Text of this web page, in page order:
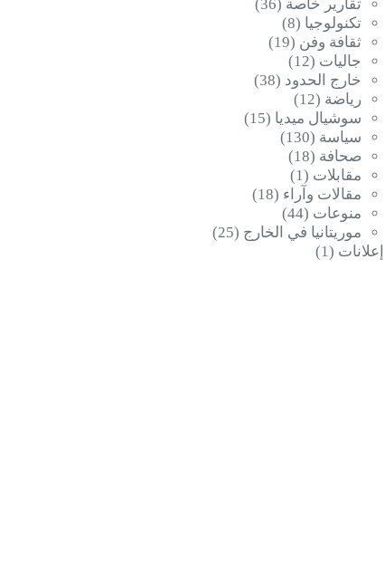
تقارير خاصة (36)
تكنولوجيا (8)
ثقافة وفن (19)
جاليات (12)
خارج الحدود (38)
رياضة (12)
سوشيال ميديا (15)
سياسة (130)
صحافة (18)
مقابلات (1)
مقالات وآراء (18)
منوعات (44)
موريتانيا في الخارج (25)
إعلانات (1)